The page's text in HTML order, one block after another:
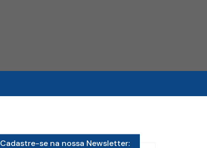
Cadastre-se na nossa Newsletter: